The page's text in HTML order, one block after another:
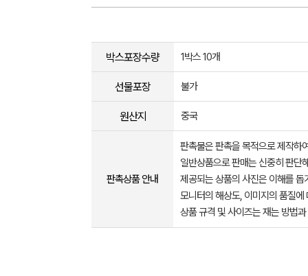
박스포장수량 1박스 10개
선물포장 불가
원산지 중국
판촉상품 안내
판촉물은 판촉을 목적으로 제작하
일반상품으로 판매는 신중히 판단
제공되는 상품의 사진은 이해를
모니터의 해상도, 이미지의 품질
상품 규격 및 사이즈는 재는 방법